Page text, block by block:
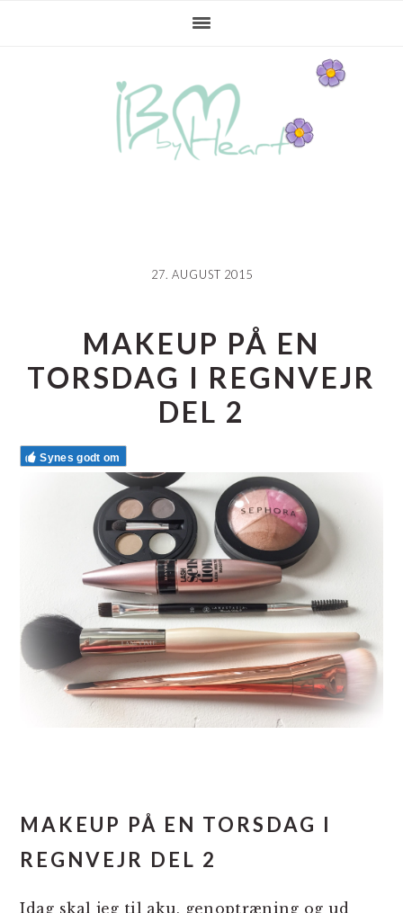
27. AUGUST 2015
MAKEUP PÅ EN
TORSDAG I REGNVEJR
DEL 2
Synes godt om
MAKEUP PÅ EN TORSDAG I
REGNVEJR DEL 2
Idag skal jeg til aku, genoptræning og ud